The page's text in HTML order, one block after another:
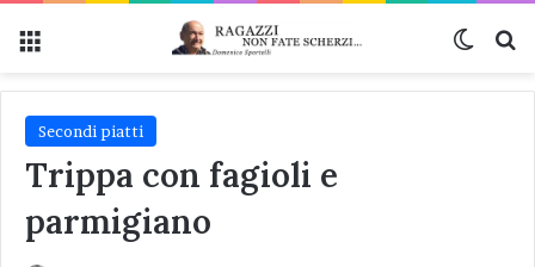
Secondi piatti
Trippa con fagioli e
parmigiano